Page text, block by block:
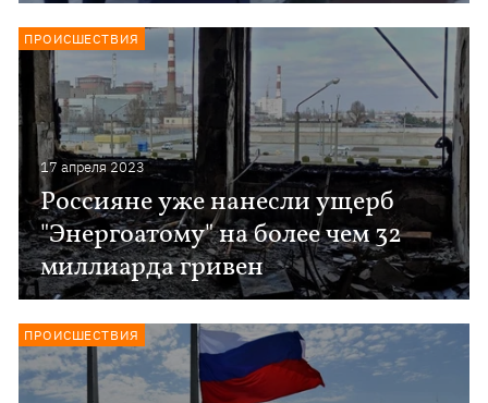
17 апреля 2023
Россияне уже нанесли ущерб
"Энергоатому" на более чем 32
миллиарда гривен
ПРОИСШЕСТВИЯ
ПРОИСШЕСТВИЯ